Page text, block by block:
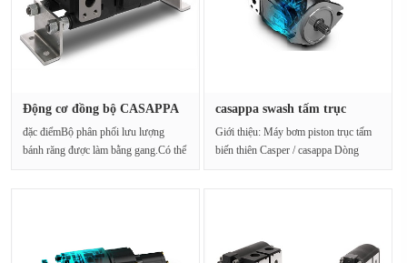
Động cơ đồng bộ CASAPPA
đặc điểmBộ phân phối lưu lượng
bánh răng được làm bằng gang.Có thể
casappa swash tấm trục
Giới thiệu: Máy bơm piston trục tấm
biến thiên Casper / casappa Dòng